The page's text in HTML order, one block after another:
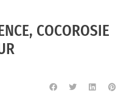
COCOROSIE